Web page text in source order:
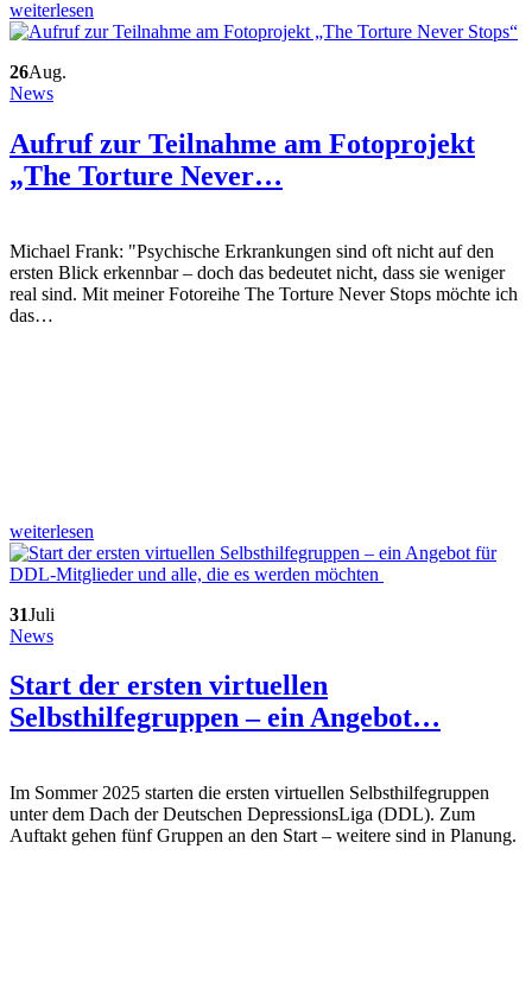
weiterlesen
26Aug.
News
Aufruf zur Teilnahme am Fotoprojekt
„The Torture Never…
Michael Frank: "Psychische Erkrankungen sind oft nicht auf den
ersten Blick erkennbar – doch das bedeutet nicht, dass sie weniger
real sind. Mit meiner Fotoreihe The Torture Never Stops möchte ich
das…
weiterlesen
31Juli
News
Start der ersten virtuellen
Selbsthilfegruppen – ein Angebot…
Im Sommer 2025 starten die ersten virtuellen Selbsthilfegruppen
unter dem Dach der Deutschen DepressionsLiga (DDL). Zum
Auftakt gehen fünf Gruppen an den Start – weitere sind in Planung.